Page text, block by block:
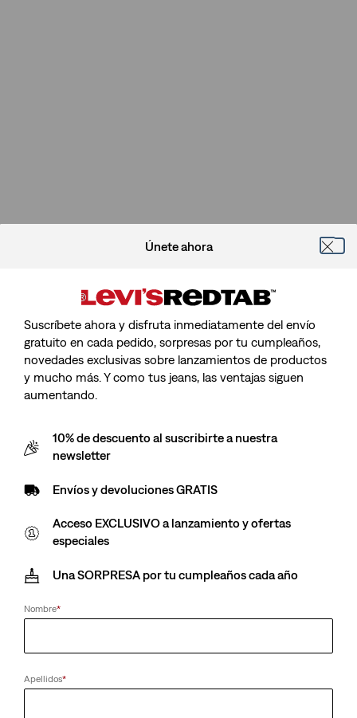
Únete ahora
Suscríbete ahora y disfruta inmediatamente del envío
gratuito en cada pedido, sorpresas por tu cumpleaños,
novedades exclusivas sobre lanzamientos de productos
y mucho más. Y como tus jeans, las ventajas siguen
aumentando.
10% de descuento al suscribirte a nuestra
newsletter
Envíos y devoluciones GRATIS
Acceso EXCLUSIVO a lanzamiento y ofertas
especiales
Una SORPRESA por tu cumpleaños cada año
Nombre*
Apellidos*